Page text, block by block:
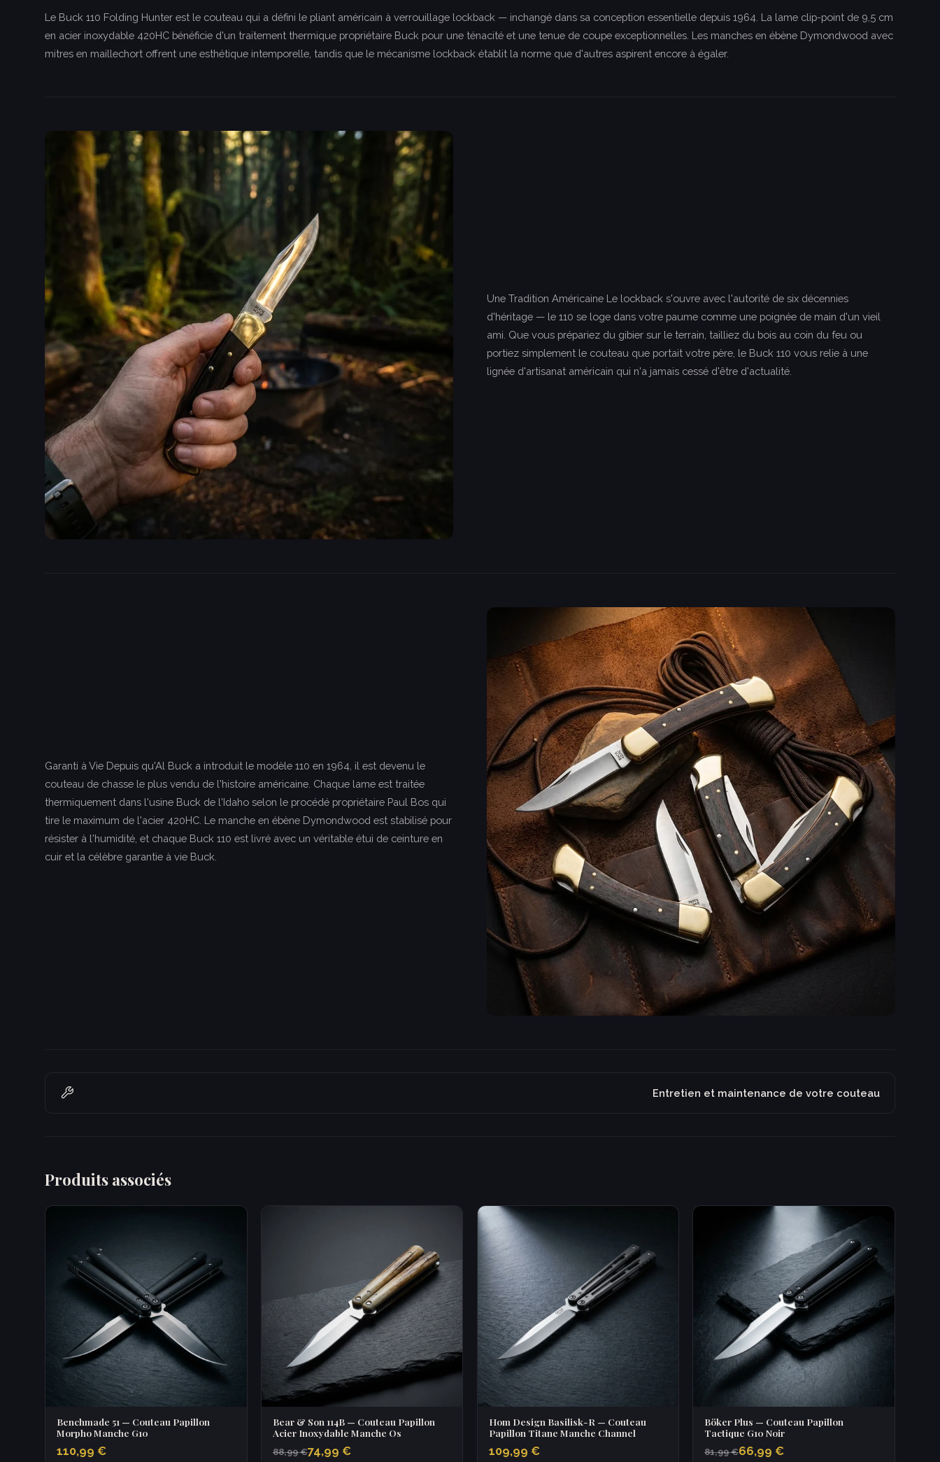
Le Buck 110 Folding Hunter est le couteau qui a défini le pliant américain à verrouillage lockback — inchangé dans sa conception essentielle depuis 1964. La lame clip-point de 9,5 cm
en acier inoxydable 420HC bénéficie d'un traitement thermique propriétaire Buck pour une ténacité et une tenue de coupe exceptionnelles. Les manches en ébène Dymondwood avec
mitres en maillechort offrent une esthétique intemporelle, tandis que le mécanisme lockback établit la norme que d'autres aspirent encore à égaler.
Une Tradition Américaine Le lockback s'ouvre avec l'autorité de six décennies
d'héritage — le 110 se loge dans votre paume comme une poignée de main d'un vieil
ami. Que vous prépariez du gibier sur le terrain, tailliez du bois au coin du feu ou
portiez simplement le couteau que portait votre père, le Buck 110 vous relie à une
lignée d'artisanat américain qui n'a jamais cessé d'être d'actualité.
Garanti à Vie Depuis qu'Al Buck a introduit le modèle 110 en 1964, il est devenu le
couteau de chasse le plus vendu de l'histoire américaine. Chaque lame est traitée
thermiquement dans l'usine Buck de l'Idaho selon le procédé propriétaire Paul Bos qui
tire le maximum de l'acier 420HC. Le manche en ébène Dymondwood est stabilisé pour
résister à l'humidité, et chaque Buck 110 est livré avec un véritable étui de ceinture en
cuir et la célèbre garantie à vie Buck.
Entretien et maintenance de votre couteau
Produits associés
Benchmade 51 — Couteau Papillon
Morpho Manche G10
110,99 €
Bear & Son 114B — Couteau Papillon
Acier Inoxydable Manche Os
88,99 €74,99 €
Hom Design Basilisk-R — Couteau
Papillon Titane Manche Channel
109,99 €
Böker Plus — Couteau Papillon
Tactique G10 Noir
81,99 €66,99 €